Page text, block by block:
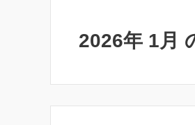
2026年 1月